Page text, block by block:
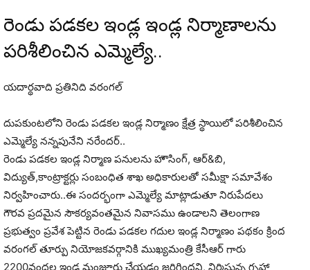
రెండు పడకల ఇండ్ల ఇండ్ల నిర్మాణాలను
పరిశీలించిన ఎమ్మెల్యే..
యదార్థవాది ప్రతినిది వరంగల్
దుపకుంటలోని రెండు పడకల ఇండ్ల నిర్మాణం క్షేత్ర స్థాయిలో పరిశీలించిన
ఎమ్మెల్యే నన్నపునేని నరేందర్..
రెండు పడకల ఇండ్ల నిర్మాణ పనులను హౌసింగ్, ఆర్&బి,
విద్యుత్,కాంట్రాక్టర్లు సంబంధిత శాఖ అధికారులతో సమీక్షా సమావేశం
నిర్వహించారు..ఈ సందర్భంగా ఎమ్మెల్యే మాట్లాడుతూ నిరుపేదలు
గౌరవ ప్రదమైన సౌకర్యవంతమైన నివాసము ఉండాలని తెలంగాణ
ప్రభుత్వం ప్రవేశ పెట్టిన రెండు పడకల గదుల ఇండ్ల నిర్మాణం పథకం క్రింద
వరంగల్ తూర్పు నియోజకవర్గానికి ముఖ్యమంత్రి కేసీఆర్ గారు
2200వందల ఇండ్ల మంజూరు చేయడం జరిగిందని, నిర్మిస్తున్న గృహా